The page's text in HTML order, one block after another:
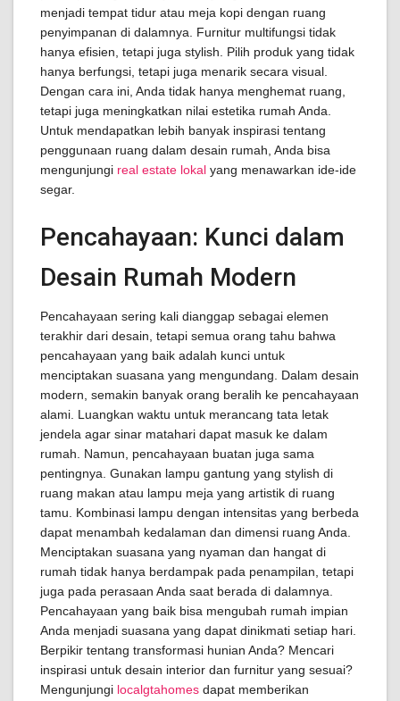
menjadi tempat tidur atau meja kopi dengan ruang
penyimpanan di dalamnya. Furnitur multifungsi tidak
hanya efisien, tetapi juga stylish. Pilih produk yang tidak
hanya berfungsi, tetapi juga menarik secara visual.
Dengan cara ini, Anda tidak hanya menghemat ruang,
tetapi juga meningkatkan nilai estetika rumah Anda.
Untuk mendapatkan lebih banyak inspirasi tentang
penggunaan ruang dalam desain rumah, Anda bisa
mengunjungi real estate lokal yang menawarkan ide-ide
segar.
Pencahayaan: Kunci dalam
Desain Rumah Modern
Pencahayaan sering kali dianggap sebagai elemen
terakhir dari desain, tetapi semua orang tahu bahwa
pencahayaan yang baik adalah kunci untuk
menciptakan suasana yang mengundang. Dalam desain
modern, semakin banyak orang beralih ke pencahayaan
alami. Luangkan waktu untuk merancang tata letak
jendela agar sinar matahari dapat masuk ke dalam
rumah. Namun, pencahayaan buatan juga sama
pentingnya. Gunakan lampu gantung yang stylish di
ruang makan atau lampu meja yang artistik di ruang
tamu. Kombinasi lampu dengan intensitas yang berbeda
dapat menambah kedalaman dan dimensi ruang Anda.
Menciptakan suasana yang nyaman dan hangat di
rumah tidak hanya berdampak pada penampilan, tetapi
juga pada perasaan Anda saat berada di dalamnya.
Pencahayaan yang baik bisa mengubah rumah impian
Anda menjadi suasana yang dapat dinikmati setiap hari.
Berpikir tentang transformasi hunian Anda? Mencari
inspirasi untuk desain interior dan furnitur yang sesuai?
Mengunjungi localgtahomes dapat memberikan